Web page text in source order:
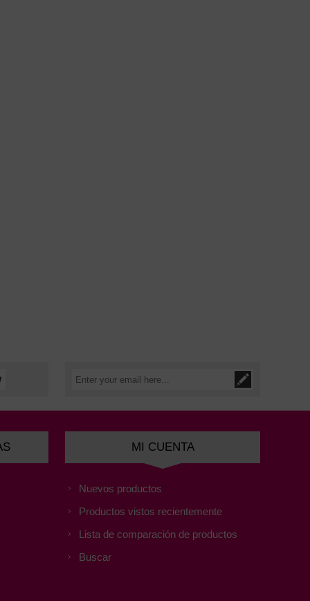
MI CUENTA
Nuevos productos
Productos vistos recientemente
Lista de comparación de productos
Buscar